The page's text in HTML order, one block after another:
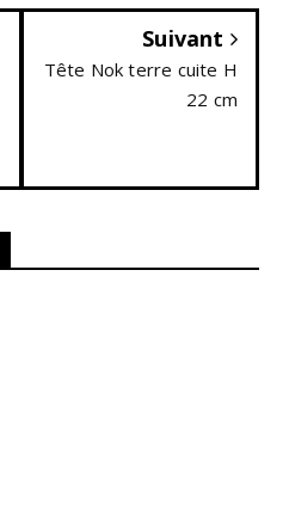
Suivant
Tête Nok terre cuite H
22 cm